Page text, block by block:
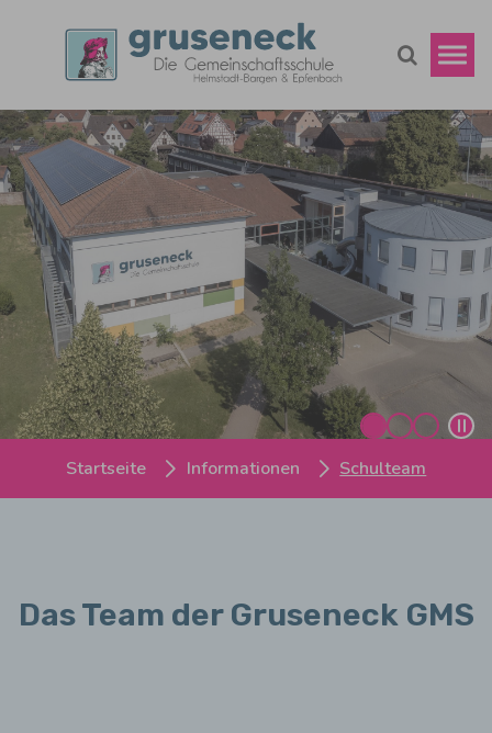
Startseite Informationen Schulteam
Das Team der Gruseneck GMS